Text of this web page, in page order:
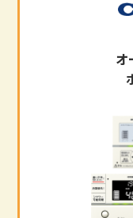
オ